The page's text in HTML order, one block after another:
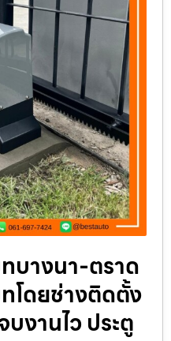
บางนา-ตราด
โดยช่างติดตั้ง
งานไว ประตู